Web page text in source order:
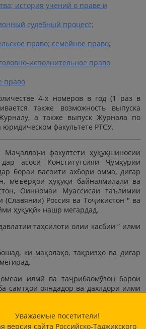
история учений о праве и
судебный процесс;
право; семейное право;
исполнительное право
право
4-х номеров в год (1 раз в
также возможность выпуска
а также выпуск Журнала по
факультете РТСУ.
и факултети ҳуқуқшиносии
асоси Конститутсияи Ҷумҳурии
бораи васоити ахбори омма, дигар
меъёрҳои ҳуқуқи байналмилалӣ ва
Оинномаи Муассисаи таълимии
Россия ва Тоҷикистон " ва
ҳуқуқӣ» нашр мегардад.
таҳсилоти олии касбии “ илми
ки мақолаҳо, тақризҳо ва дигар
илмӣ ва таҷрибаомӯзон барои
самтҳои ояндадор ва дахлдори илми
ҷомеаи илмии Тоҷикистон ва
Уважаемые посетители!
версия сайта Российско-Таджикского